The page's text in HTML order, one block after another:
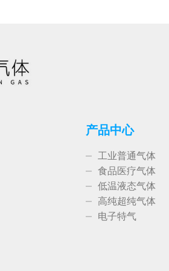
产品中心
工业普通气体
食品医疗气体
低温液态气体
高纯超纯气体
电子特气